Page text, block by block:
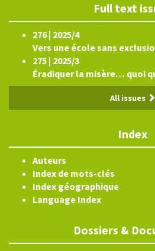
Full text
276 | 2025/4
Vers une école sans
275 | 2025/3
Éradiquer la misère… quoi
All issues
Index
Auteurs
Index de mots-clés
Index géographique
Language Index
Dossiers &